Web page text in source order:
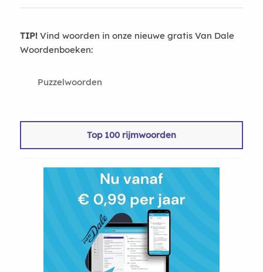
TIP!Vind woorden in onze nieuwe gratis Van Dale
Woordenboeken:
Puzzelwoorden
Top 100 rijmwoorden